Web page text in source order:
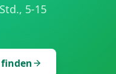
5-15
finden